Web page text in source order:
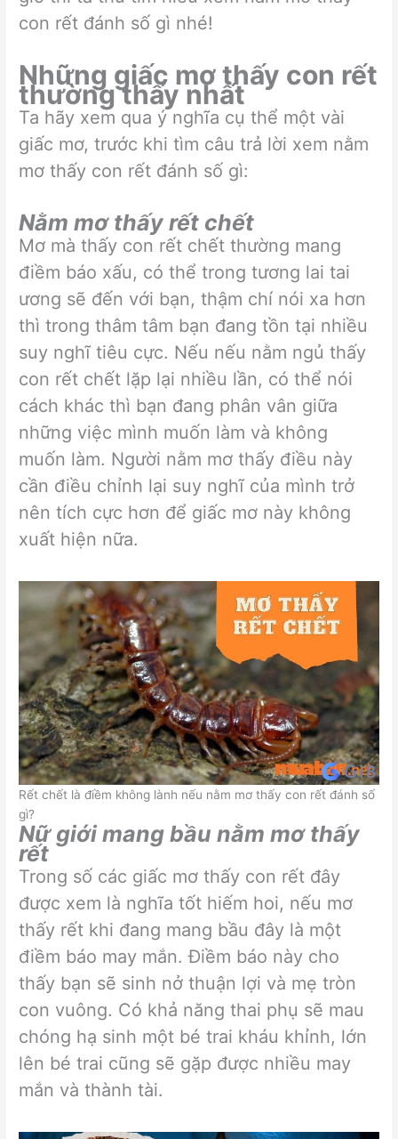
con rết đánh số gì nhé!
Những giấc mơ thấy con rết
thường thấy nhất
Ta hãy xem qua ý nghĩa cụ thể một vài
giấc mơ, trước khi tìm câu trả lời xem nằm
mơ thấy con rết đánh số gì:
Nằm mơ thấy rết chết
Mơ mà thấy con rết chết thường mang
điềm báo xấu, có thể trong tương lai tai
ương sẽ đến với bạn, thậm chí nói xa hơn
thì trong thâm tâm bạn đang tồn tại nhiều
suy nghĩ tiêu cực. Nếu nếu nằm ngủ thấy
con rết chết lặp lại nhiều lần, có thể nói
cách khác thì bạn đang phân vân giữa
những việc mình muốn làm và không
muốn làm. Người nằm mơ thấy điều này
cần điều chỉnh lại suy nghĩ của mình trở
nên tích cực hơn để giấc mơ này không
xuất hiện nữa.
Rết chết là điềm không lành nếu nằm mơ thấy con rết đánh số
gì?
Nữ giới mang bầu nằm mơ thấy
rết
Trong số các giấc mơ thấy con rết đây
được xem là nghĩa tốt hiếm hoi, nếu mơ
thấy rết khi đang mang bầu đây là một
điềm báo may mắn. Điềm báo này cho
thấy bạn sẽ sinh nở thuận lợi và mẹ tròn
con vuông. Có khả năng thai phụ sẽ mau
chóng hạ sinh một bé trai kháu khỉnh, lớn
lên bé trai cũng sẽ gặp được nhiều may
mắn và thành tài.